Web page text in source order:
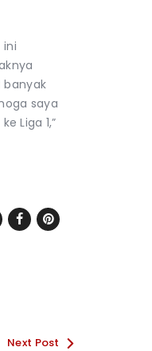
ini
banyak
saya
Liga 1,”
Next Post